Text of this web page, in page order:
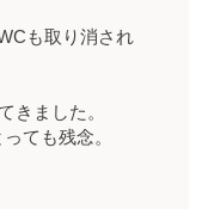
も取り消され
きました。
ても残念。